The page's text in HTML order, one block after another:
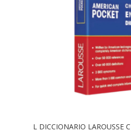
L DICCIONARIO LAROUSSE